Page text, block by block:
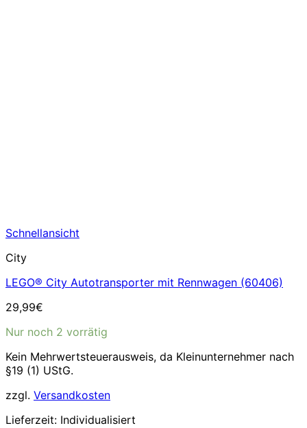
Schnellansicht
City
LEGO® City Autotransporter mit Rennwagen (60406)
29,99€
Nur noch 2 vorrätig
Kein Mehrwertsteuerausweis, da Kleinunternehmer nach
§19 (1) UStG.
zzgl. Versandkosten
Lieferzeit: Individualisiert